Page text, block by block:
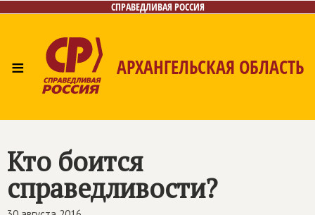
СПРАВЕДЛИВАЯ РОССИЯ
≡ АРХАНГЕЛЬСКАЯ ОБЛАСТЬ
Кто боится
справедливости?